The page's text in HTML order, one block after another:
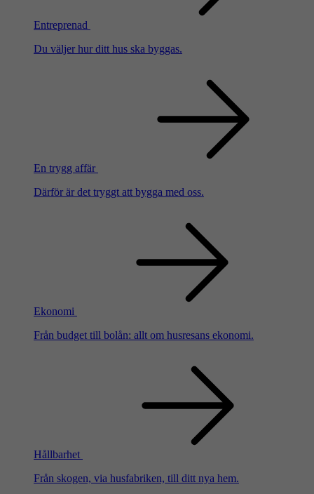
Entreprenad
Du väljer hur ditt hus ska byggas.
En trygg affär
Därför är det tryggt att bygga med oss.
Ekonomi
Från budget till bolån: allt om husresans ekonomi.
Hållbarhet
Från skogen, via husfabriken, till ditt nya hem.